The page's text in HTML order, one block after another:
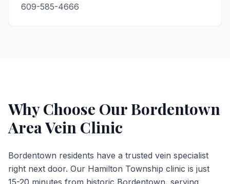
609-585-4666
Why Choose OurBordentown
Area Vein Clinic
Bordentown residents have a trusted vein specialist
right next door. Our Hamilton Township clinic is just
15-20 minutes from historic Bordentown, serving